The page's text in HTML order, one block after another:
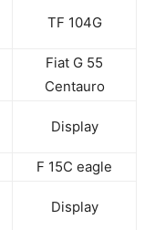
TF 104G
Fiat G 55
Centauro
Display
F 15C eagle
Display